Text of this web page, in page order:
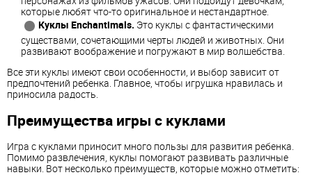
которые любят что-то оригинальное и нестандартное.
Куклы Enchantimals. Это куклы с фантастическими
существами, сочетающими черты людей и животных. Они
развивают воображение и погружают в мир волшебства.
Все эти куклы имеют свои особенности, и выбор зависит от
предпочтений ребенка. Главное, чтобы игрушка нравилась и
приносила радость.
Преимущества игры с куклами
Игра с куклами приносит много пользы для развития ребенка.
Помимо развлечения, куклы помогают развивать различные
навыки. Вот несколько преимуществ, которые можно отметить: